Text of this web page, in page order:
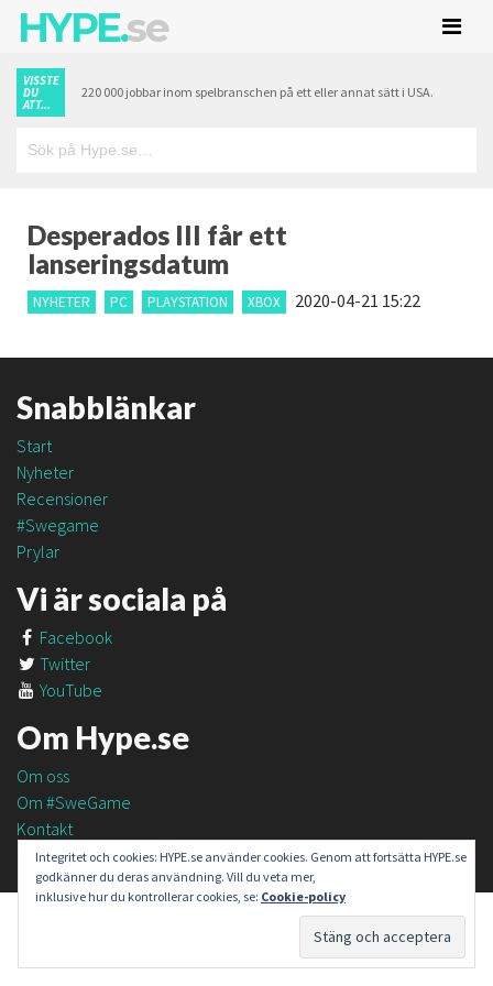
HYPE.se
VISSTE
DU
ATT...
220 000 jobbar inom spelbranschen på ett eller annat sätt i USA.
Desperados III får ett
lanseringsdatum
NYHETER PC PLAYSTATION XBOX 2020-04-21 15:22
Snabblänkar
Start
Nyheter
Recensioner
#Swegame
Prylar
Vi är sociala på
Facebook
Twitter
YouTube
Om Hype.se
Om oss
Om #SweGame
Kontakt
Integritet och cookies: HYPE.se använder cookies. Genom att fortsätta HYPE.se
godkänner du deras användning. Vill du veta mer,
inklusive hur du kontrollerar cookies, se: Cookie-policy